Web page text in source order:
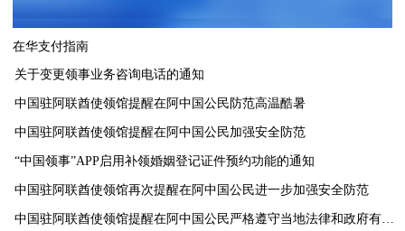
在华支付指南
关于变更领事业务咨询电话的通知
中国驻阿联酋使领馆提醒在阿中国公民防范高温酷暑
中国驻阿联酋使领馆提醒在阿中国公民加强安全防范
“中国领事”APP启用补领婚姻登记证件预约功能的通知
中国驻阿联酋使领馆再次提醒在阿中国公民进一步加强安全防范
中国驻阿联酋使领馆提醒在阿中国公民严格遵守当地法律和政府有关